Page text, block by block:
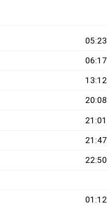
05:23
06:17
13:12
20:08
21:01
21:47
22:50
01:12